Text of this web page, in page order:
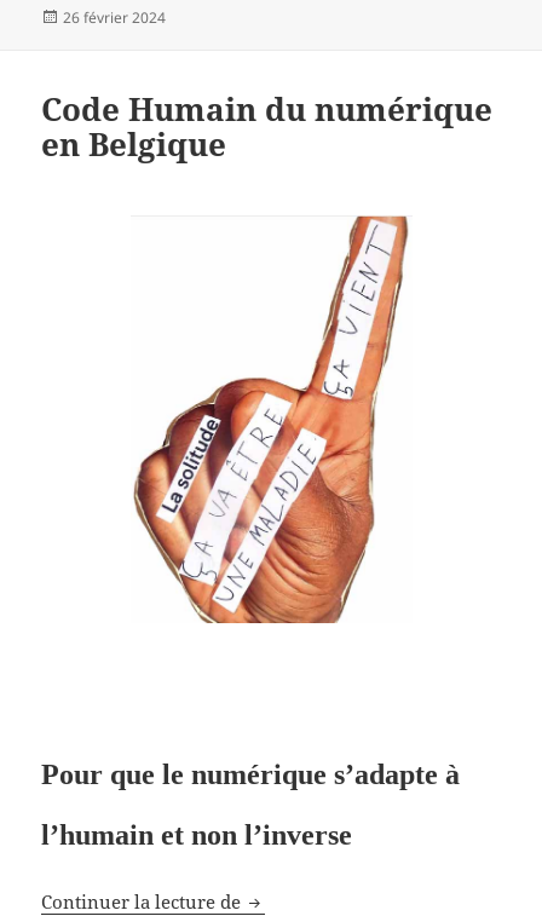
Publié
26 février 2024
Code Humain du numérique
en Belgique
Pour que le numérique s’adapte à
l’humain et non l’inverse
Continuer la lecture de Code Humain du numérique en